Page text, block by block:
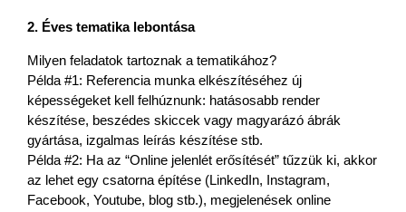
2. Éves tematika lebontása
Milyen feladatok tartoznak a tematikához?
Példa #1: Referencia munka elkészítéséhez új
képességeket kell felhúznunk: hatásosabb render
készítése, beszédes skiccek vagy magyarázó ábrák
gyártása, izgalmas leírás készítése stb.
Példa #2: Ha az “Online jelenlét erősítését” tűzzük ki, akkor
az lehet egy csatorna építése (LinkedIn, Instagram,
Facebook, Youtube, blog stb.), megjelenések online